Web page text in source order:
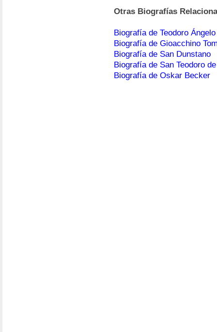
Otras Biografías
Biografía de Teodoro
Biografía de Gioacchino
Biografía de San Dunstano
Biografía de San Teodoro
Biografía de Oskar Becker